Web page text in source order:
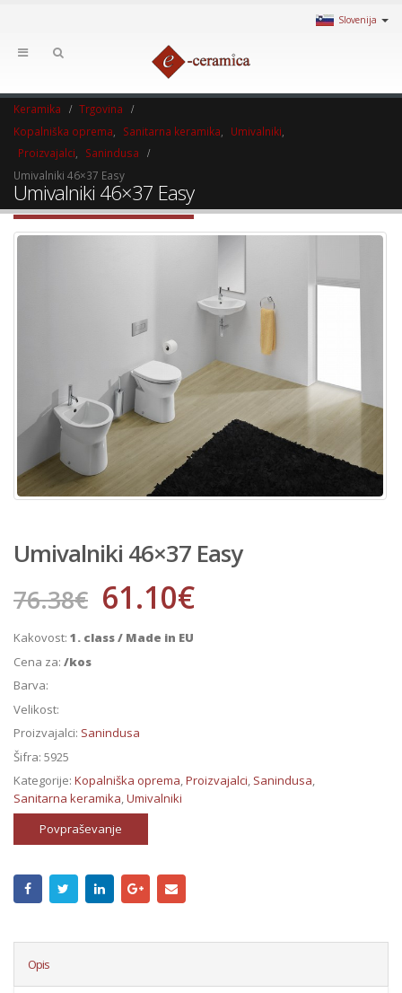
Slovenija
Keramika
Trgovina
Kopalniška oprema
Sanitarna keramika Umivalniki
Proizvajalci
Sanindusa
Umivalniki 46×37 Easy
Umivalniki 46×37 Easy
Umivalniki 46×37 Easy
76.38€ 61.10€
Kakovost: 1. class / Made in EU
Cena za: /kos
Barva:
Velikost:
Proizvajalci: Sanindusa
Šifra: 5925
Kategorije: Kopalniška oprema,Proizvajalci, Sanindusa,
Sanitarna keramika,Umivalniki
Povpraševanje
Opis